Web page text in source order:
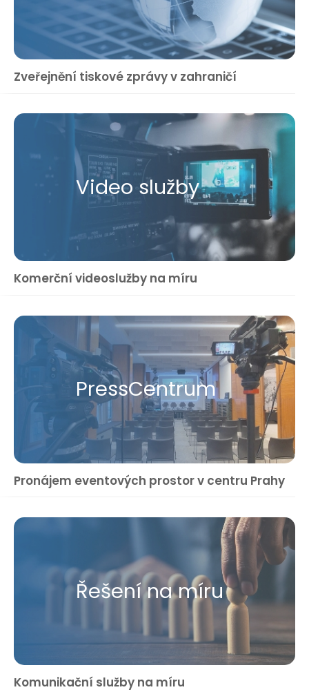
Zveřejnění tiskové zprávy v zahraničí
Video služby
Komerční videoslužby na míru
Press​Centrum
Pronájem eventových prostor v centru Prahy
Řešení na míru
Komunikační služby na míru